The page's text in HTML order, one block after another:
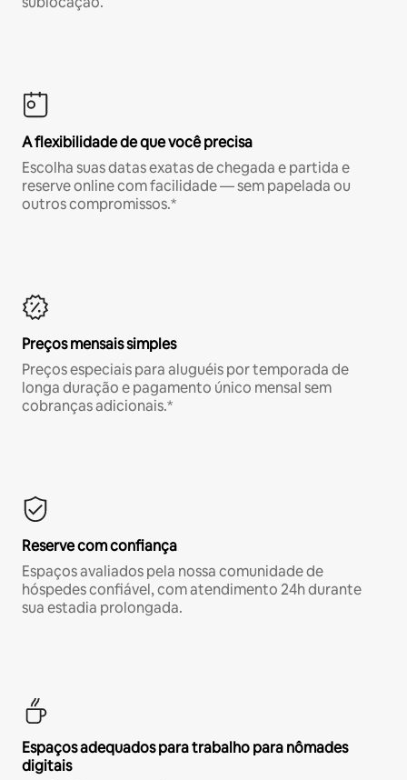
A flexibilidade de que você precisa
Escolha suas datas exatas de chegada e partida e
reserve online com facilidade — sem papelada ou
outros compromissos.*
Preços mensais simples
Preços especiais para aluguéis por temporada de
longa duração e pagamento único mensal sem
cobranças adicionais.*
Reserve com confiança
Espaços avaliados pela nossa comunidade de
hóspedes confiável, com atendimento 24h durante
sua estadia prolongada.
Espaços adequados para trabalho para nômades
digitais